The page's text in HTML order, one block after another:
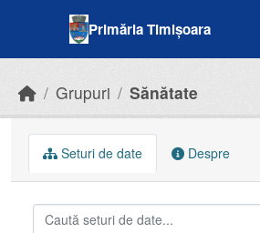
Primăria Timișoara
Grupuri Sănătate
Seturi de date Despre